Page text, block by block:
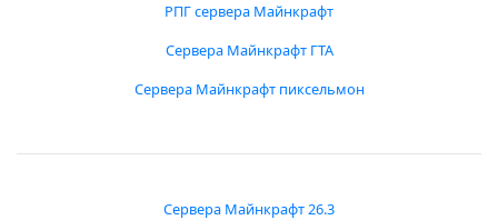
РПГ сервера Майнкрафт
Сервера Майнкрафт ГТА
Сервера Майнкрафт пиксельмон
Сервера Майнкрафт 26.3